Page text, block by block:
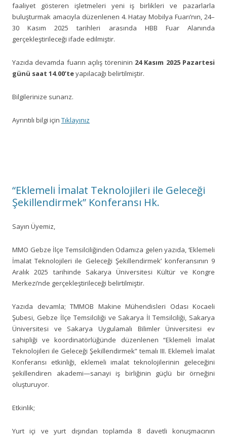
faaliyet gösteren işletmeleri yeni iş birlikleri ve pazarlarla
buluşturmak amacıyla düzenlenen 4. Hatay Mobilya Fuarı’nın, 24–
30 Kasım 2025 tarihleri arasında HBB Fuar Alanında
gerçekleştirileceği ifade edilmiştir.
Yazıda devamda fuarın açılış töreninin 24 Kasım 2025 Pazartesi
günü saat 14.00’teyapılacağı belirtilmiştir.
Bilgilerinize sunarız.
Ayrıntılı bilgi için Tıklayınız
“Eklemeli İmalat Teknolojileri ile Geleceği
Şekillendirmek” Konferansı Hk.
Sayın Üyemiz,
MMO Gebze İlçe Temsilciliğinden Odamıza gelen yazıda, ‘Eklemeli
İmalat Teknolojileri ile Geleceği Şekillendirmek’ konferansının 9
Aralık 2025 tarihinde Sakarya Üniversitesi Kültür ve Kongre
Merkezi’nde gerçekleştirileceği belirtilmiştir.
Yazıda devamla; TMMOB Makine Mühendisleri Odası Kocaeli
Şubesi, Gebze İlçe Temsilciliği ve Sakarya İI Temsilciliği, Sakarya
Üniversitesi ve Sakarya Uygulamalı Bilimler Üniversitesi ev
sahipliği ve koordinatörlüğünde düzenlenen “Eklemeli İmalat
Teknolojileri ile Geleceği Şekillendirmek” temalı III. Eklemeli İmalat
Konferansı etkinliği, eklemeli imalat teknolojilerinin geleceğini
şekillendiren akademi—sanayi iş birliğinin güçlü bir örneğini
oluşturuyor.
Etkinlik;
Yurt içi ve yurt dışından toplamda 8 davetli konuşmacının